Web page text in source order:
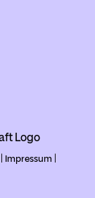
Impressum